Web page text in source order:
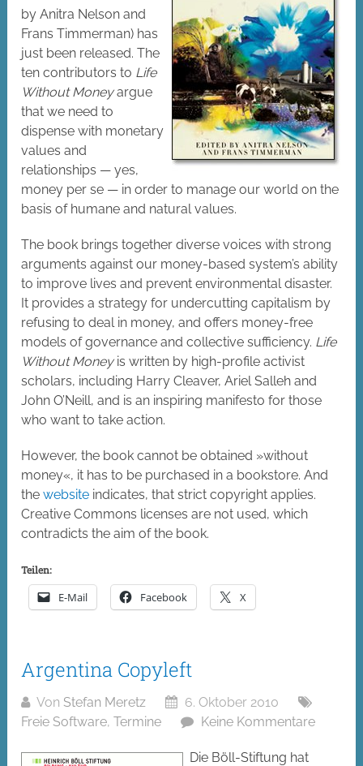
by Anitra Nelson and
Frans Timmerman) has
just been released. The
ten contributors to Life
Without Moneyargue
that we need to
dispense with monetary
values and
relationships — yes,
money per se — in order to manage our world on the
basis of humane and natural values.
The book brings together diverse voices with strong
arguments against our money-based system’s ability
to improve lives and prevent environmental disaster.
It provides a strategy for undercutting capitalism by
refusing to deal in money, and offers money-free
models of governance and collective sufficiency. Life
Without Moneyis written by high-profile activist
scholars, including Harry Cleaver, Ariel Salleh and
John O’Neill, and is an inspiring manifesto for those
who want to take action.
However, the book cannot be obtained »without
money«, it has to be purchased in a bookstore. And
thewebsite indicates, that strict copyright applies.
Creative Commons licenses are not used, which
contradicts the aim of the book.
Teilen:
E-Mail Facebook X
Argentina Copyleft
Von Stefan Meretz
6. Oktober 2010
Freie Software,Termine Keine Kommentare
Die Böll-Stiftung hat